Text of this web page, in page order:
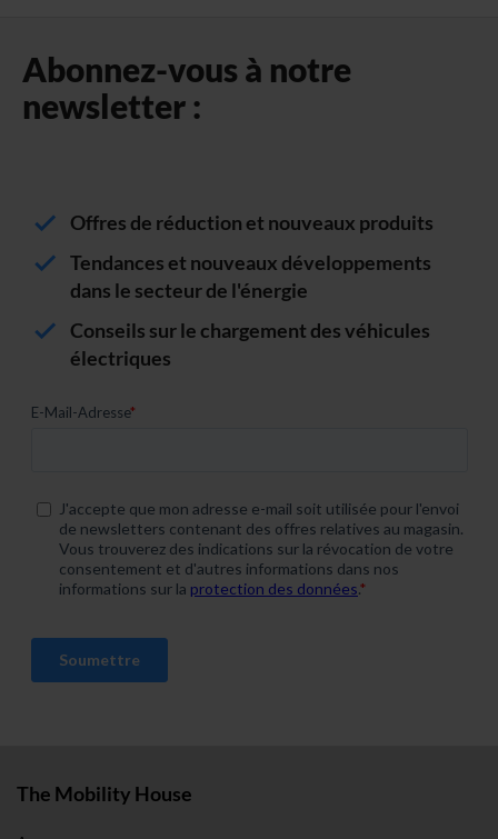
Abonnez-vous à notre
newsletter :
Offres de réduction et nouveaux produits
Tendances et nouveaux développements
dans le secteur de l'énergie
Conseils sur le chargement des véhicules
électriques
The Mobility House